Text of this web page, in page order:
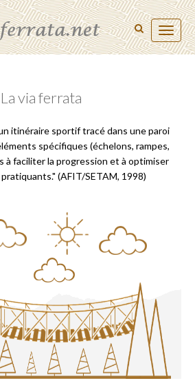
Toggle
La via ferrata
itinéraire sportif tracé dans une paroi
spécifiques (échelons, rampes,
à faciliter la progression et à optimiser
(AFIT/SETAM, 1998)